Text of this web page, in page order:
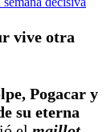
vive otra
Pogacar y
su eterna